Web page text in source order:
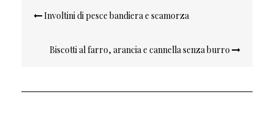
Navigazione
Involtini di pesce bandiera e scamorza
Biscotti al farro, arancia e cannella senza burro